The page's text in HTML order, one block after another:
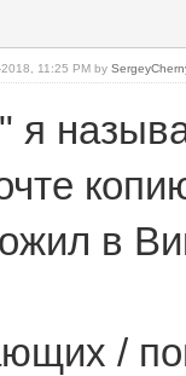
11:25 PM by
в
/